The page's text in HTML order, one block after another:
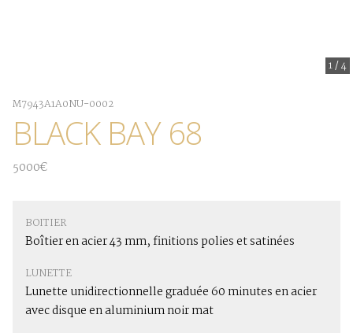
1/4
M7943A1A0NU-0002
BLACK BAY 68
5000€
BOITIER
Boîtier en acier 43 mm, finitions polies et satinées
LUNETTE
Lunette unidirectionnelle graduée 60 minutes en acier
avec disque en aluminium noir mat